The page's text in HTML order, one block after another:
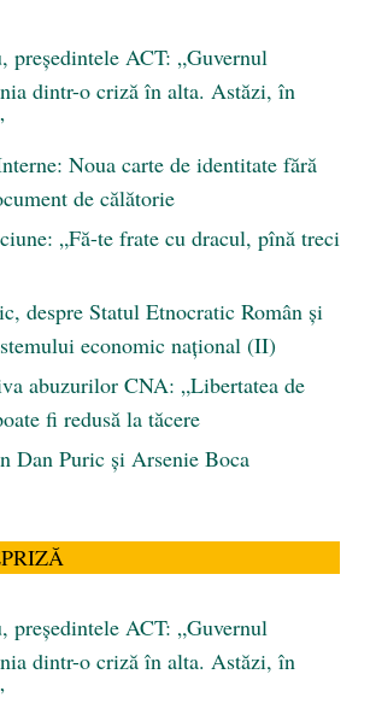
președintele ACT: „Guvernul
dintr-o criză în alta. Astăzi, în
Noua carte de identitate fără
de călătorie
„Fă-te frate cu dracul, pînă treci
despre Statul Etnocratic Român şi
economic naţional (II)
abuzurilor CNA: „Libertatea de
fi redusă la tăcere
Dan Puric şi Arsenie Boca
președintele ACT: „Guvernul
dintr-o criză în alta. Astăzi, în